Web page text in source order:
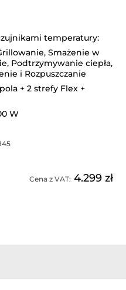
temperatury:
Smażenie w
Podtrzymywanie ciepła,
i Rozpuszczanie
+ 2 strefy Flex +
W
Cena z VAT: 4.299 zł